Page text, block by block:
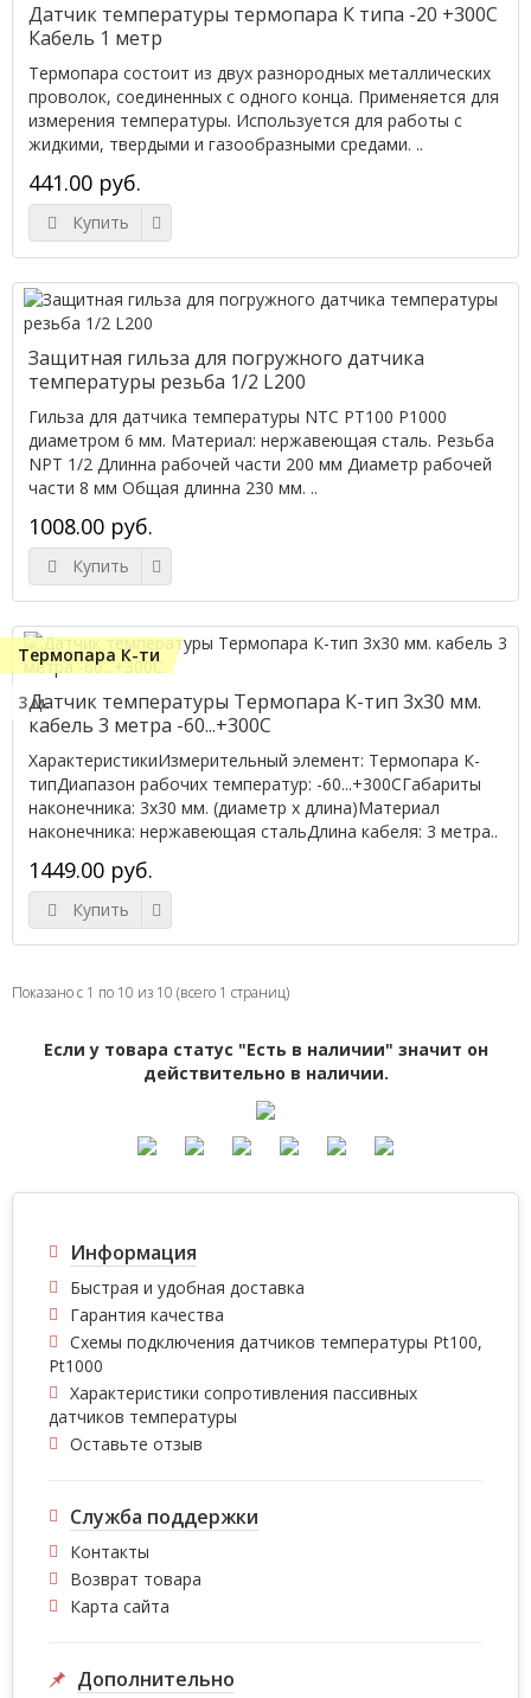
Датчик температуры термопара К типа -20 +300C
Кабель 1 метр
Термопара состоит из двух разнородных металлических
проволок, соединенных с одного конца. Применяется для
измерения температуры. Используется для работы с
жидкими, твердыми и газообразными средами. ..
441.00 руб.
Купить
Защитная гильза для погружного датчика
температуры резьба 1/2 L200
Гильза для датчика температуры NTC PT100 P1000
диаметром 6 мм. Материал: нержавеющая сталь. Резьба
NPT 1/2 Длинна рабочей части 200 мм Диаметр рабочей
части 8 мм Общая длинна 230 мм. ..
1008.00 руб.
Купить
Термопара К-ти
3 м.
Датчик температуры Термопара К-тип 3x30 мм.
кабель 3 метра -60...+300C
ХарактеристикиИзмерительный элемент: Термопара К-
типДиапазон рабочих температур: -60...+300CГабариты
наконечника: 3x30 мм. (диаметр х длина)Материал
наконечника: нержавеющая стальДлина кабеля: 3 метра..
1449.00 руб.
Купить
Показано с 1 по 10 из 10 (всего 1 страниц)
Если у товара статус "Есть в наличии" значит он
действительно в наличии.
Информация
Быстрая и удобная доставка
Гарантия качества
Схемы подключения датчиков температуры Pt100,
Pt1000
Характеристики сопротивления пассивных
датчиков температуры
Оставьте отзыв
Служба поддержки
Контакты
Возврат товара
Карта сайта
Дополнительно